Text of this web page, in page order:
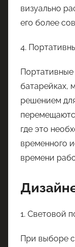
визуально
его более
4.
батарейках,
решением
где это
временного
времени
1. Световой
При выборе